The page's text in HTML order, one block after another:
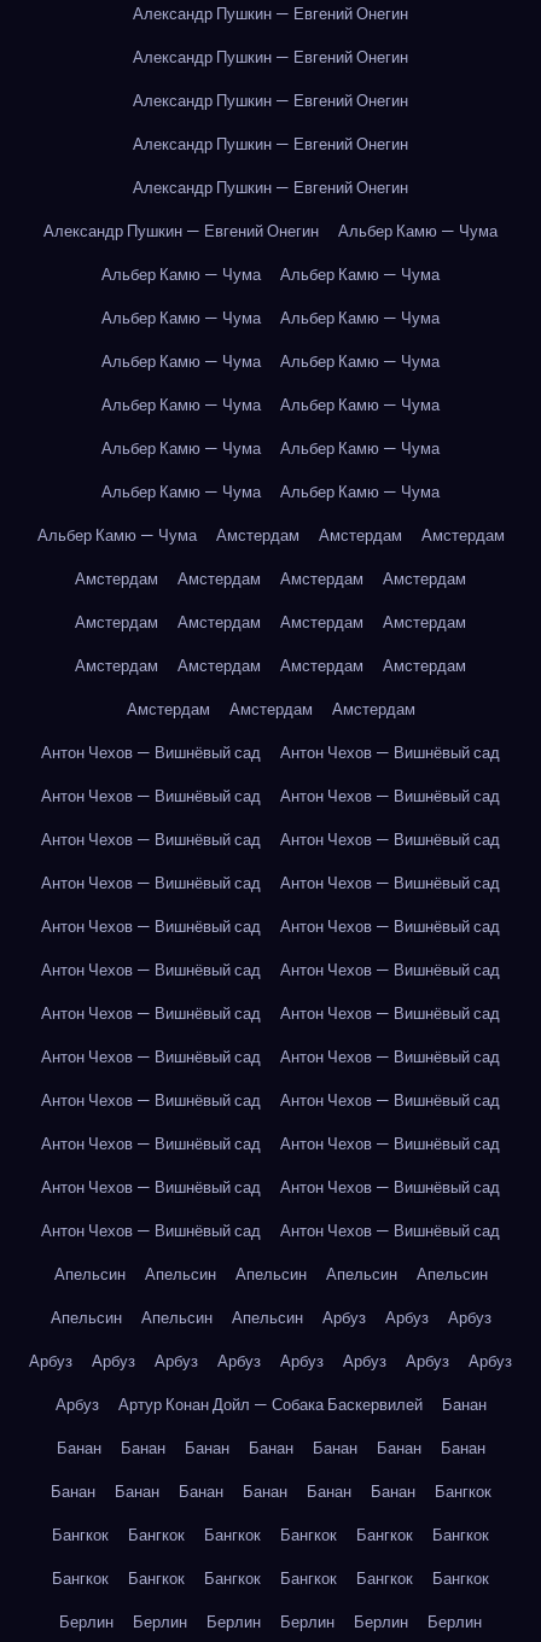
Александр Пушкин — Евгений Онегин
Александр Пушкин — Евгений Онегин
Александр Пушкин — Евгений Онегин
Александр Пушкин — Евгений Онегин
Александр Пушкин — Евгений Онегин
Александр Пушкин — Евгений Онегин
Альбер Камю — Чума
Альбер Камю — Чума
Альбер Камю — Чума
Альбер Камю — Чума
Альбер Камю — Чума
Альбер Камю — Чума
Альбер Камю — Чума
Альбер Камю — Чума
Альбер Камю — Чума
Альбер Камю — Чума
Альбер Камю — Чума
Альбер Камю — Чума
Альбер Камю — Чума
Альбер Камю — Чума
Амстердам Амстердам
Амстердам
Амстердам
Амстердам Амстердам
Амстердам
Амстердам
Амстердам Амстердам
Амстердам
Амстердам
Амстердам Амстердам
Амстердам
Амстердам
Амстердам
Амстердам
Антон Чехов — Вишнёвый сад
Антон Чехов — Вишнёвый сад
Антон Чехов — Вишнёвый сад
Антон Чехов — Вишнёвый сад
Антон Чехов — Вишнёвый сад
Антон Чехов — Вишнёвый сад
Антон Чехов — Вишнёвый сад
Антон Чехов — Вишнёвый сад
Антон Чехов — Вишнёвый сад
Антон Чехов — Вишнёвый сад
Антон Чехов — Вишнёвый сад
Антон Чехов — Вишнёвый сад
Антон Чехов — Вишнёвый сад
Антон Чехов — Вишнёвый сад
Антон Чехов — Вишнёвый сад
Антон Чехов — Вишнёвый сад
Антон Чехов — Вишнёвый сад
Антон Чехов — Вишнёвый сад
Антон Чехов — Вишнёвый сад
Антон Чехов — Вишнёвый сад
Антон Чехов — Вишнёвый сад
Антон Чехов — Вишнёвый сад
Антон Чехов — Вишнёвый сад
Антон Чехов — Вишнёвый сад
Апельсин
Апельсин Апельсин Апельсин
Апельсин
Апельсин
Апельсин Апельсин Арбуз Арбуз
Арбуз
Арбуз
Арбуз Арбуз Арбуз Арбуз Арбуз Арбуз
Арбуз
Арбуз
Артур Конан Дойл — Собака Баскервилей
Банан
Банан
Банан Банан Банан Банан Банан
Банан
Банан
Банан Банан Банан Банан Банан
Бангкок
Бангкок
Бангкок Бангкок Бангкок Бангкок
Бангкок
Бангкок
Бангкок Бангкок Бангкок Бангкок
Бангкок
Берлин
Берлин Берлин Берлин Берлин Берлин